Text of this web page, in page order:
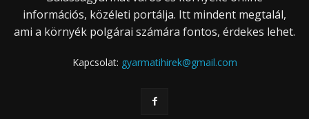
információs, közéleti portálja. Itt mindent megtalál,
ami a környék polgárai számára fontos, érdekes lehet.
Kapcsolat: gyarmatihirek@gmail.com